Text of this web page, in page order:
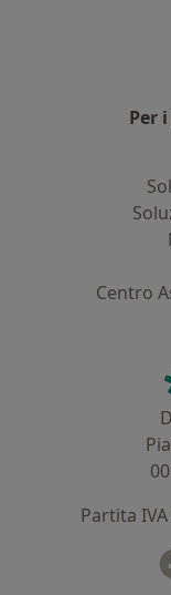
Per
Centro
Partita